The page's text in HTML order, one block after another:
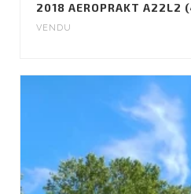
2018 AEROPRAKT A22L2
VENDU